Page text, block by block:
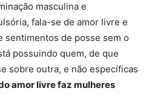
masculina e
fala-se de amor livre e
sentimentos de posse sem o
possuindo quem, de que
sobre outra, e não específicas
amor livre faz mulheres